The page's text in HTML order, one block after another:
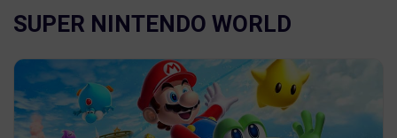
SUPER NINTENDO WORLD